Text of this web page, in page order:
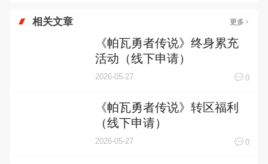
相关文章 更多
《帕瓦勇者传说》终身累充
活动（线下申请）
2026-05-27 0
《帕瓦勇者传说》转区福利
（线下申请）
2026-05-27 0